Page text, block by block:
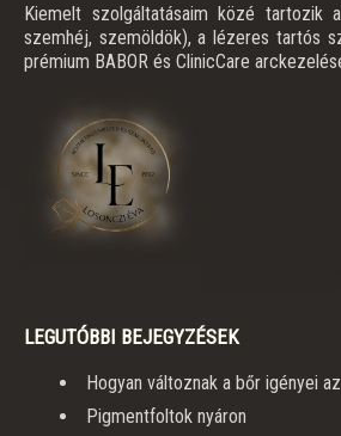
Kiemelt szolgáltatásaim közé tartozik
szemhéj, szemöldök), a lézeres tartós
prémium BABOR és ClinicCare
LEGUTÓBBI BEJEGYZÉSEK
Hogyan változnak a bőr igényei
Pigmentfoltok nyáron